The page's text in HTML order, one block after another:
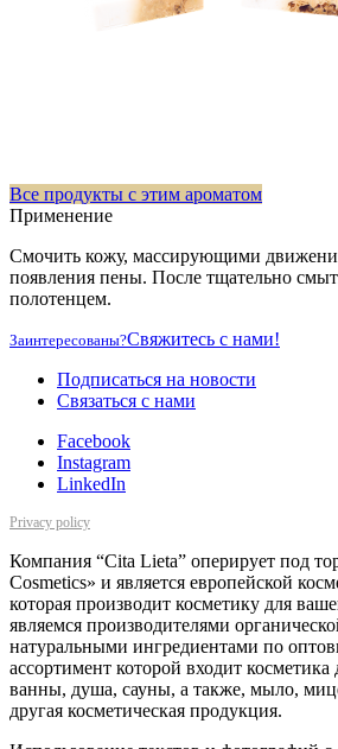
Все продукты с этим ароматом
Применение
Смочить кожу, массирующими
появления пены. После тщательно
полотенцем.
Заинтересованы?Свяжитесь с нами!
Подписаться на новости
Cвязаться с нами
Facebook
Instagram
LinkedIn
Privacy policy
Компания “Cita Lieta” оперирует под
Cosmetics» и является европейской
которая производит косметику для
являемся производителями
натуральными ингредиентами по
ассортимент которой входит косметика
ванны, душа, сауны, а также, мыло,
другая косметическая продукция.